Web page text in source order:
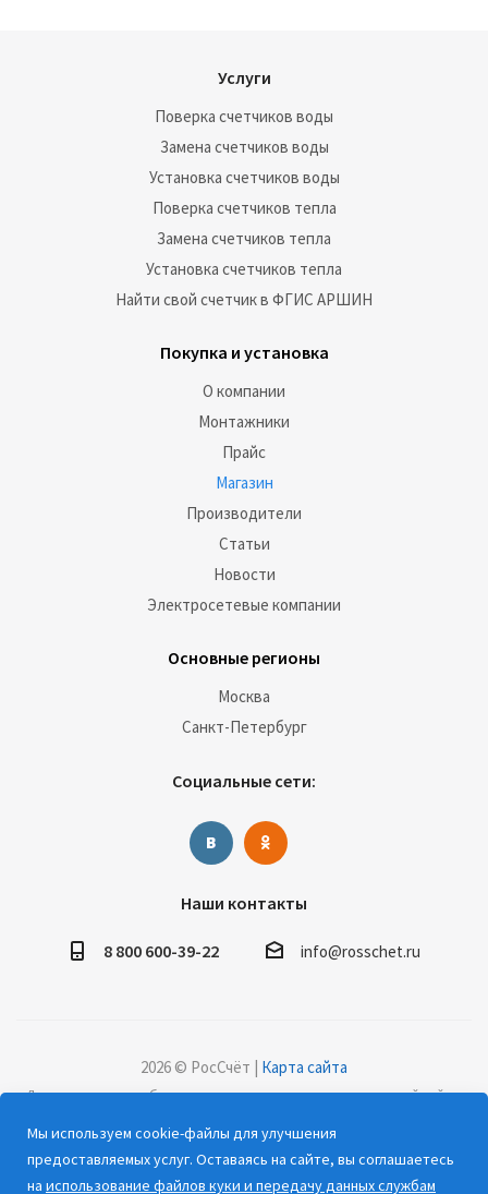
Услуги
Поверка счетчиков воды
Замена счетчиков воды
Установка счетчиков воды
Поверка счетчиков тепла
Замена счетчиков тепла
Установка счетчиков тепла
Найти свой счетчик в ФГИС АРШИН
Покупка и установка
О компании
Монтажники
Прайс
Магазин
Производители
Статьи
Новости
Электросетевые компании
Основные регионы
Москва
Санкт-Петербург
Социальные сети:
Наши контакты
8 800 600-39-22 info@rosschet.ru
2026 © РосСчёт | Карта сайта
Дорогие клиенты, обращаем ваше внимание на то, что данный сайт и
на сайте, носят информационный характер и ни при каких условиях не
являются публичной офертой, определяемой положениями Статьи 437
Мы используем cookie-файлы для улучшения
предоставляемых услуг. Оставаясь на сайте, вы соглашаетесь
на использование файлов куки и передачу данных службам